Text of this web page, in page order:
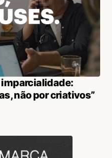
imparcialidade:
não por criativos”